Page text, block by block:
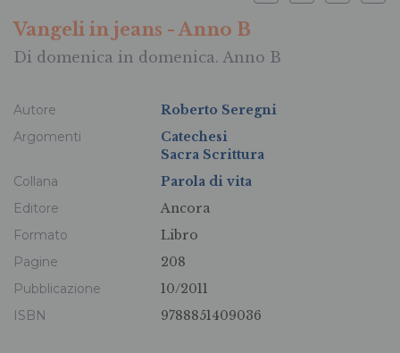
Vangeli in jeans - Anno B
Di domenica in domenica. Anno B
Autore
Roberto Seregni
Argomenti
Catechesi
Sacra Scrittura
Collana
Parola di vita
Editore
Ancora
Formato
Libro
Pagine
208
Pubblicazione
10/2011
ISBN
9788851409036